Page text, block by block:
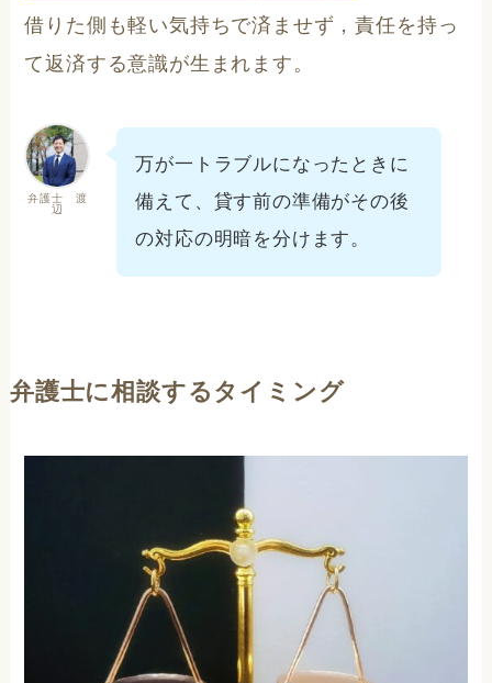
借りた側も軽い気持ちで済ませず，責任を持っ
て返済する意識が生まれます。
弁護士 渡
辺
万が一トラブルになったときに
備えて、貸す前の準備がその後
の対応の明暗を分けます。
弁護士に相談するタイミング